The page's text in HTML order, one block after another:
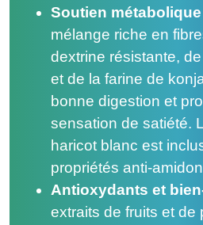
Soutien
mélange riche en
dextrine résistante,
et de la farine de
bonne digestion et
sensation de satiété.
haricot blanc est
propriétés anti-
Antioxydants et
extraits de fruits et de